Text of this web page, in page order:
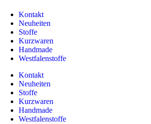
Kontakt
Neuheiten
Stoffe
Kurzwaren
Handmade
Westfalenstoffe
Kontakt
Neuheiten
Stoffe
Kurzwaren
Handmade
Westfalenstoffe